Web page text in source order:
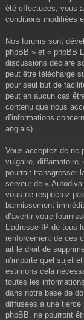
été effectuées, vous
conditions modifiées
Nos forums sont
phpBB » et « phpBB
discussions déclaré
peut être téléchargé
pour seul but de
peut en aucun cas
contenu que nous
d’informations
anglais).
Vous acceptez de ne
vulgaire, diffamatoire,
pourrait transgresser
serveur de «
vous ne respectez
bannissement
d’avertir votre
L’adresse IP de tous
renforcement de ces
ait le droit de
n’importe quel sujet
estimons cela
toutes les
dans notre base de
diffusées à une
phpBB, ne pourront